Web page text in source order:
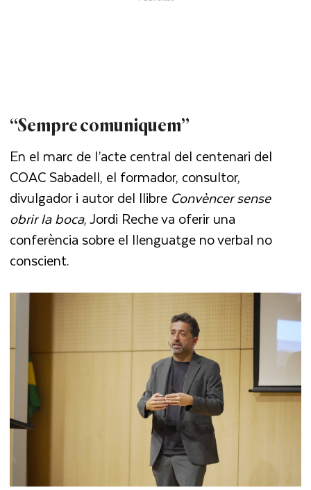
“Sempre comuniquem”
En el marc de l’acte central del centenari del
COAC Sabadell, el formador, consultor,
divulgador i autor del llibre Convèncer sense
obrir la boca, Jordi Reche va oferir una
conferència sobre el llenguatge no verbal no
conscient.